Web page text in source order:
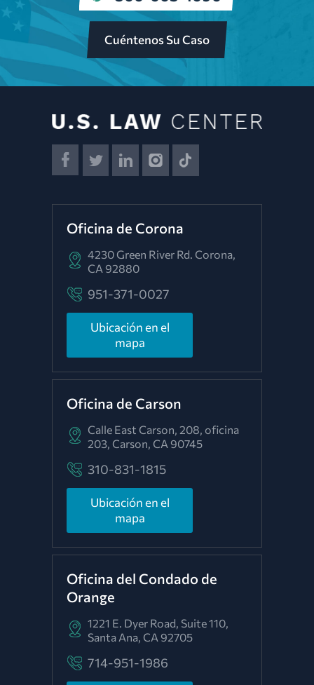
Cuéntenos Su Caso
Oficina de Corona
4230 Green River Rd. Corona,
CA 92880
951-371-0027
Ubicación en el
mapa
Oficina de Carson
Calle East Carson, 208, oficina
203, Carson, CA 90745
310-831-1815
Ubicación en el
mapa
Oficina del Condado de
Orange
1221 E. Dyer Road, Suite 110,
Santa Ana, CA 92705
714-951-1986